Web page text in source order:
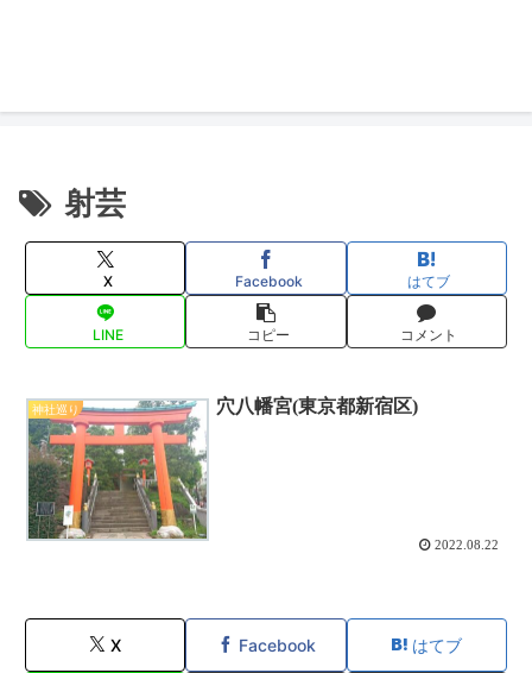
射芸
X Facebook はてブ
LINE コピー コメント
神社巡り 穴八幡宮(東京都新宿区)
2022.08.22
X Facebook はてブ